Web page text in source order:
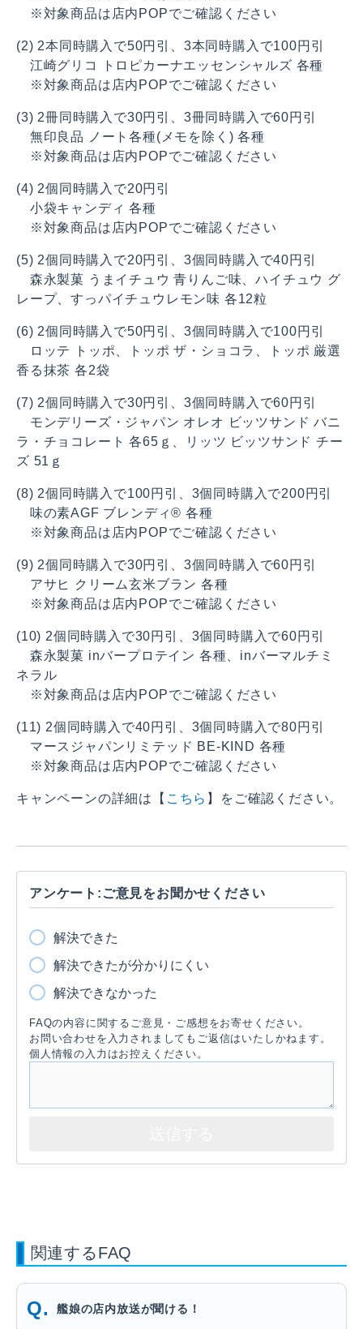
※対象商品は店内POPでご確認ください
(2) 2本同時購入で50円引、3本同時購入で100円引
江崎グリコ トロピカーナエッセンシャルズ 各種
※対象商品は店内POPでご確認ください
(3) 2冊同時購入で30円引、3冊同時購入で60円引
無印良品 ノート各種(メモを除く) 各種
※対象商品は店内POPでご確認ください
(4) 2個同時購入で20円引
小袋キャンディ 各種
※対象商品は店内POPでご確認ください
(5) 2個同時購入で20円引、3個同時購入で40円引
森永製菓 うまイチュウ 青りんご味、ハイチュウ グ
レープ、すっパイチュウレモン味 各12粒
(6) 2個同時購入で50円引、3個同時購入で100円引
ロッテ トッポ、トッポ ザ・ショコラ、トッポ 厳選
香る抹茶 各2袋
(7) 2個同時購入で30円引、3個同時購入で60円引
モンデリーズ・ジャパン オレオ ビッツサンド バニ
ラ・チョコレート 各65ｇ、リッツ ビッツサンド チー
ズ 51ｇ
(8) 2個同時購入で100円引、3個同時購入で200円引
味の素AGF ブレンディ® 各種
※対象商品は店内POPでご確認ください
(9) 2個同時購入で30円引、3個同時購入で60円引
アサヒ クリーム玄米ブラン 各種
※対象商品は店内POPでご確認ください
(10) 2個同時購入で30円引、3個同時購入で60円引
森永製菓 inバープロテイン 各種、inバーマルチミ
ネラル
※対象商品は店内POPでご確認ください
(11) 2個同時購入で40円引、3個同時購入で80円引
マースジャパンリミテッド BE-KIND 各種
※対象商品は店内POPでご確認ください
キャンペーンの詳細は【 こちら 】をご確認ください。
アンケート:ご意見をお聞かせください
解決できた
解決できたが分かりにくい
解決できなかった
FAQの内容に関するご意見・ご感想をお寄せください。
お問い合わせを入力されましてもご返信はいたしかねます。
個人情報の入力はお控えください。
関連するFAQ
艦娘の店内放送が聞ける！